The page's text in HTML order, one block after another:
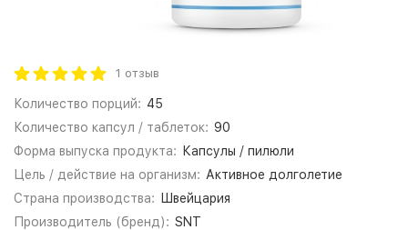
1 отзыв
Количество порций: 45
Количество капсул / таблеток: 90
Форма выпуска продукта:
Капсулы / пилюли
Цель / действие на организм: Активное долголетие
Страна производства:
Швейцария
Производитель (бренд): SNT